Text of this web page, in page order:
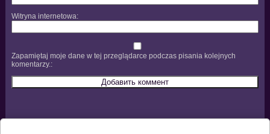
Witryna internetowa
Zapamiętaj moje dane w tej przeglądarce podczas pisania kolejnych
komentarzy.